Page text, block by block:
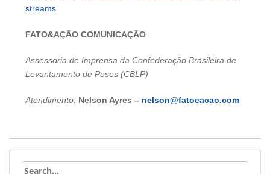
streams
FATO&AÇÃO COMUNICAÇÃO
Assessoria de Imprensa da Confederação Brasileira de
Levantamento de Pesos (CBLP)
Atendimento: Nelson Ayres – nelson@fatoeacao.com